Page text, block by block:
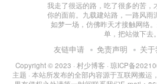
我走了很远的路，吃了很多的苦，
你的面前。九载建站路，一路风雨
如梦一场，仿佛昨天才接触网络
单，把站做下去。
友链申请 免责声明 关
Copyright © 2023 · 村少博客 · 琼ICP备
主题 · 本站所发布的全部内容源于互联网搬